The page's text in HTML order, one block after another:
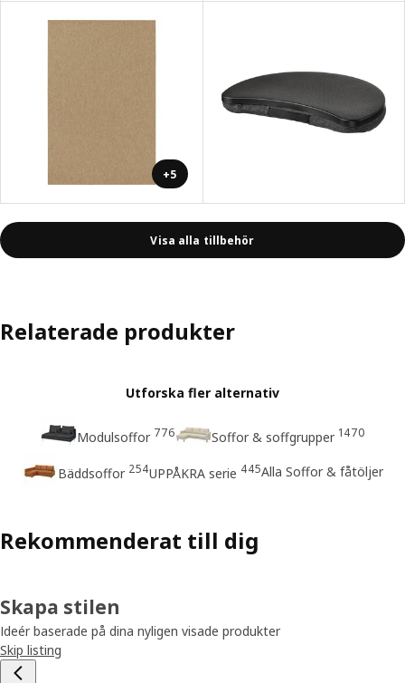
+5
Visa alla tillbehör
Relaterade produkter
Utforska fler alternativ
Modulsoffor 776 Soffor & soffgrupper 1470
Bäddsoffor 254UPPÅKRA serie 445Alla Soffor & fåtöljer
Rekommenderat till dig
Skapa stilen
Ideér baserade på dina nyligen visade produkter
Skip listing